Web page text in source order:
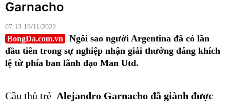
Garnacho
07:13 19/11/2022
BongDa.com.vn
Ngôi sao người Argentina đã có lần
đầu tiên trong sự nghiệp nhận giải thưởng đáng khích
lệ từ phía ban lãnh đạo Man Utd.
Cầu thủ trẻ Alejandro Garnacho đã giành được